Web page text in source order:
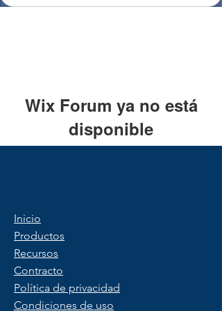
Wix Forum ya no está
disponible
Inicio
Productos
Recursos
Contracto
Política de privacidad
Condiciones de uso